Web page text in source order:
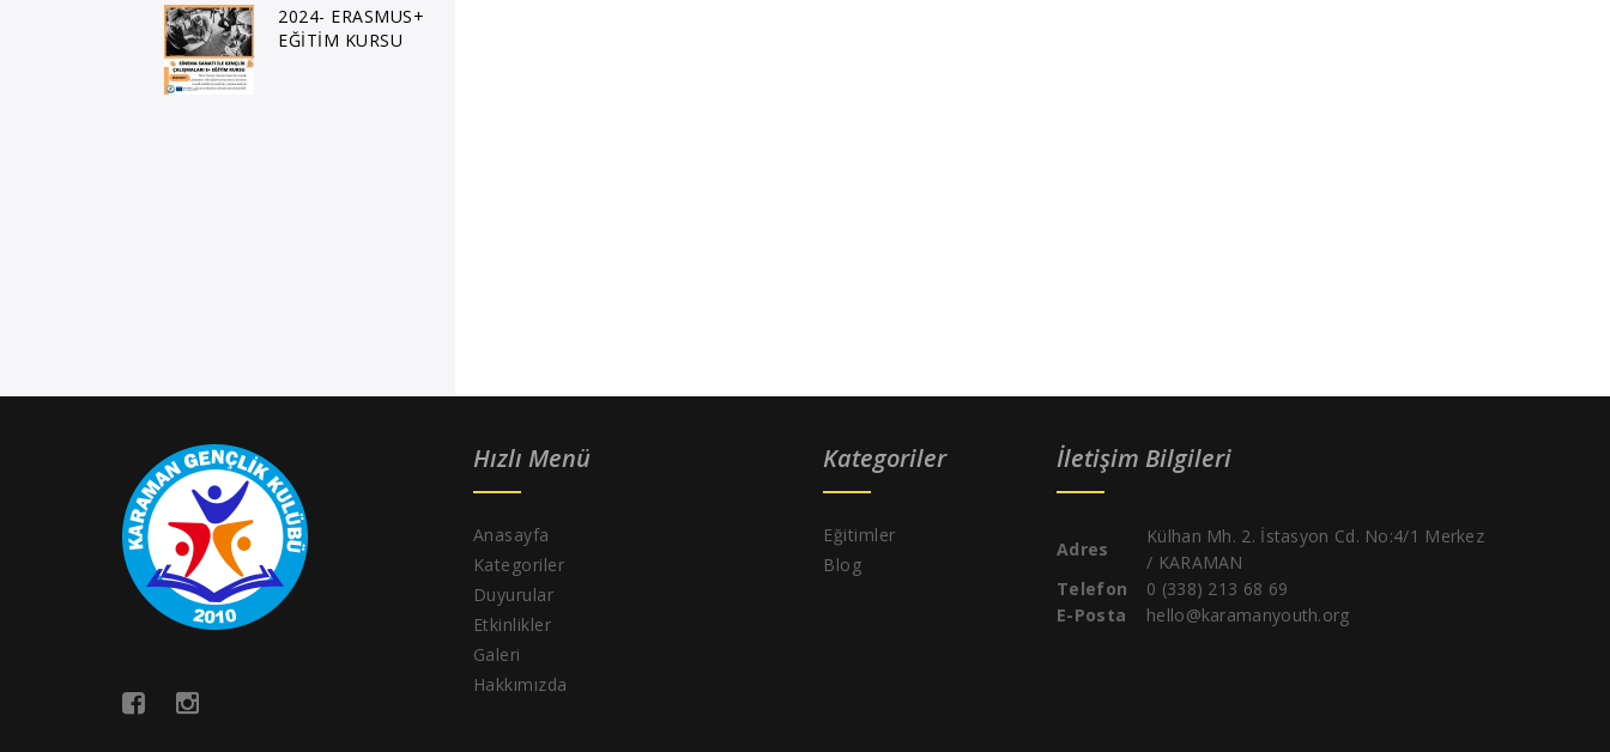
2024- ERASMUS+
EĞİTİM KURSU
Hızlı Menü
Anasayfa
Kategoriler
Duyurular
Etkinlikler
Galeri
Hakkımızda
Kategoriler
Eğitimler
Blog
İletişim Bilgileri
Adres
Külhan Mh. 2. İstasyon Cd. No:4/1 Merkez
/ KARAMAN
Telefon
0 (338) 213 68 69
E-Posta
hello@karamanyouth.org